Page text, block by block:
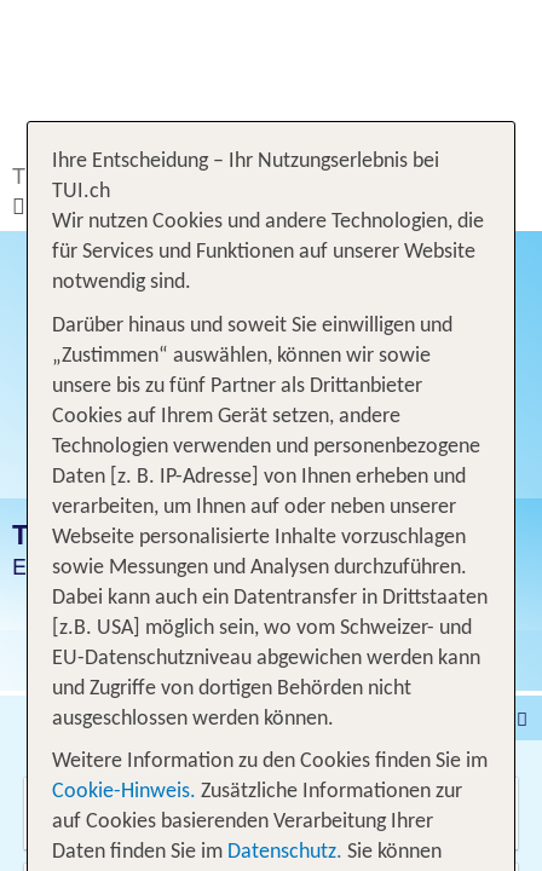
TUI.ch Ferien buchen Ferien
Türkei
Türkische Riviera
TÜRKISCHE RIVIERA
Endlose Sandstrände
Pauschalferien
Städtereisen
% DEALS
Ferienhaus
Kreuzfahrten
Fahrzeuge Ausflüge
Wo soll es hin gehen?
Ihre Entscheidung – Ihr Nutzungserlebnis bei
TUI.ch
Wir nutzen Cookies und andere Technologien, die
für Services und Funktionen auf unserer Website
notwendig sind.
Darüber hinaus und soweit Sie einwilligen und
„Zustimmen“ auswählen, können wir sowie
unsere bis zu fünf Partner als Drittanbieter
Cookies auf Ihrem Gerät setzen, andere
Technologien verwenden und personenbezogene
Daten [z. B. IP-Adresse] von Ihnen erheben und
verarbeiten, um Ihnen auf oder neben unserer
Webseite personalisierte Inhalte vorzuschlagen
sowie Messungen und Analysen durchzuführen.
Dabei kann auch ein Datentransfer in Drittstaaten
[z.B. USA] möglich sein, wo vom Schweizer- und
EU-Datenschutzniveau abgewichen werden kann
und Zugriffe von dortigen Behörden nicht
ausgeschlossen werden können.
Weitere Information zu den Cookies finden Sie im
Cookie-Hinweis. Zusätzliche Informationen zur
auf Cookies basierenden Verarbeitung Ihrer
Daten finden Sie im Datenschutz. Sie können